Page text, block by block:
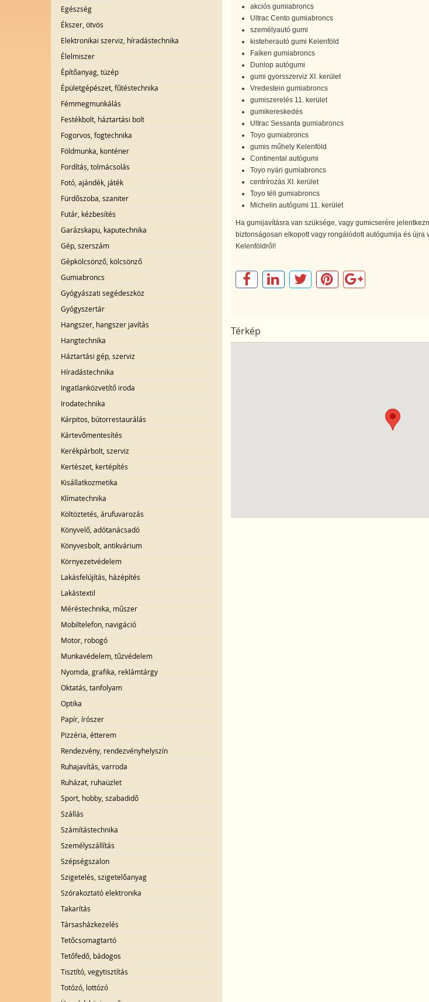
Egészség
Ékszer, ötvös
Elektronikai szerviz, híradástechnika
Élelmiszer
Építőanyag, tüzép
Épületgépészet, fűtéstechnika
Fémmegmunkálás
Festékbolt, háztartási bolt
Fogorvos, fogtechnika
Földmunka, konténer
Fordítás, tolmácsolás
Fotó, ajándék, játék
Fürdőszoba, szaniter
Futár, kézbesítés
Garázskapu, kaputechnika
Gép, szerszám
Gépkölcsönző, kölcsönző
Gumiabroncs
Gyógyászati segédeszköz
Gyógyszertár
Hangszer, hangszer javítás
Hangtechnika
Háztartási gép, szerviz
Híradástechnika
Ingatlanközvetítő iroda
Irodatechnika
Kárpitos, bútorrestaurálás
Kártevőmentesítés
Kerékpárbolt, szerviz
Kertészet, kertépítés
Kisállatkozmetika
Klímatechnika
Költöztetés, árufuvarozás
Könyvelő, adótanácsadó
Könyvesbolt, antikvárium
Környezetvédelem
Lakásfelújítás, házépítés
Lakástextil
Méréstechnika, műszer
Mobiltelefon, navigáció
Motor, robogó
Munkavédelem, tűzvédelem
Nyomda, grafika, reklámtárgy
Oktatás, tanfolyam
Optika
Papír, írószer
Pizzéria, étterem
Rendezvény, rendezvényhelyszín
Ruhajavítás, varroda
Ruházat, ruhaüzlet
Sport, hobby, szabadidő
Szállás
Számítástechnika
Személyszállítás
Szépségszalon
Szigetelés, szigetelőanyag
Szórakoztató elektronika
Takarítás
Társasházkezelés
Tetőcsomagtartó
Tetőfedő, bádogos
Tisztító, vegytisztítás
Totózó, lottózó
akciós gumiabroncs
Ultrac Cento gumiabroncs
személyautó gumi
kisteherautó gumi Kelenföld
Falken gumiabroncs
Dunlop autógumi
gumi gyorsszerviz XI. kerület
Vredestein gumiabroncs
gumiszerelés 11. kerület
gumikereskedés
Ultrac Sessanta gumiabroncs
Toyo gumiabroncs
gumis műhely Kelenföld
Continental autógumi
Toyo nyári gumiabroncs
centrírozás XI. kerület
Toyo téli gumiabroncs
Michelin autógumi 11. kerület
Ha gumijavításra van szüksége, vagy gumicserére
biztonságosan elkopott vagy rongálódott autógumija és újra
Kelenföldről!
Térkép